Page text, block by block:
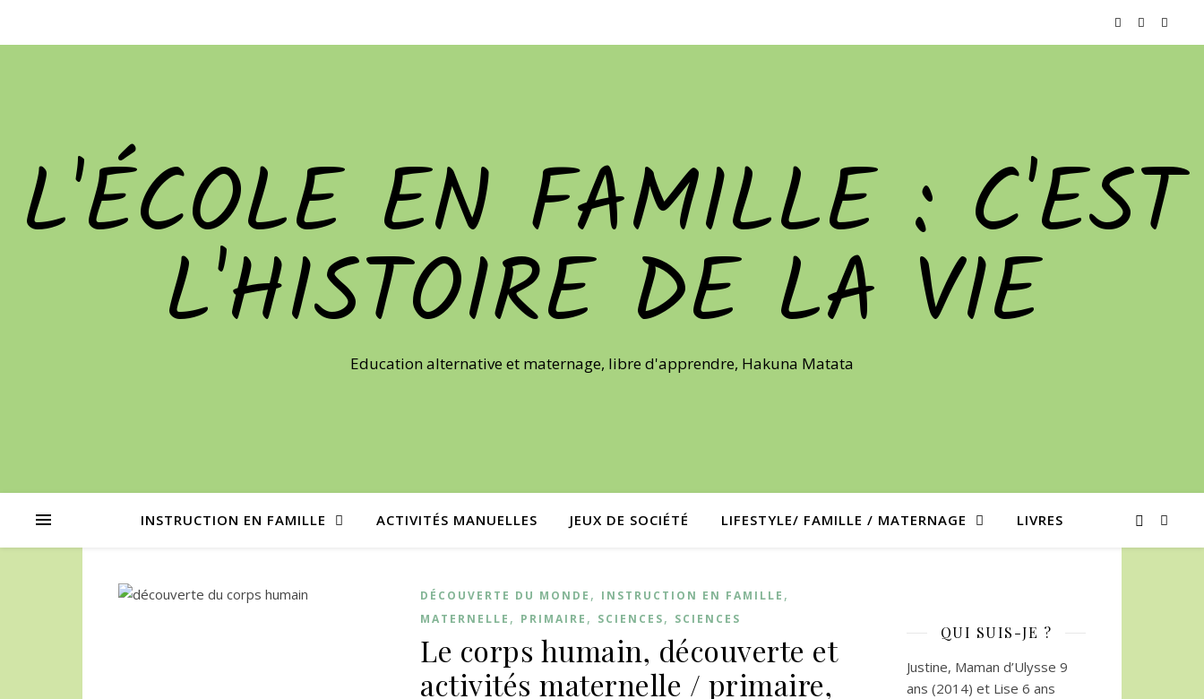
L'ÉCOLE EN FAMILLE : C'EST
L'HISTOIRE DE LA VIE
Education alternative et maternage, libre d'apprendre, Hakuna Matata
INSTRUCTION EN FAMILLE ACTIVITÉS MANUELLES JEUX DE SOCIÉTÉ LIFESTYLE/ FAMILLE / MATERNAGE LIVRES
DÉCOUVERTE DU MONDE , INSTRUCTION EN FAMILLE ,
MATERNELLE , PRIMAIRE , SCIENCES, SCIENCES
Le corps humain, découverte et
activités maternelle / primaire,
QUI SUIS-JE ?
Justine, Maman d’Ulysse 9
ans (2014) et Lise 6 ans